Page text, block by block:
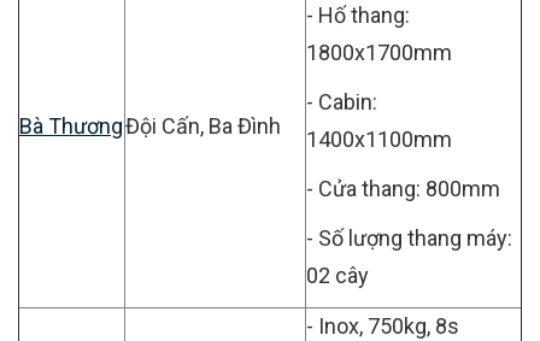
Bà ThươngĐội Cấn, Ba Đình
- Hố thang:
1800x1700mm
- Cabin:
1400x1100mm
- Cửa thang: 800mm
- Số lượng thang máy:
02 cây
- Inox, 750kg, 8s